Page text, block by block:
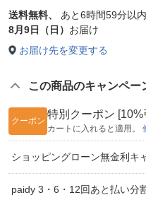
送料無料、 あと6時間59分以内
8月9日（日） お届け
お届け先を変更する
この商品のキャンペー
クーポン
特別クーポン [10%
カートに入れると適用。
ショッピングローン無金利キ
paidy 3・6・12回あと払い分